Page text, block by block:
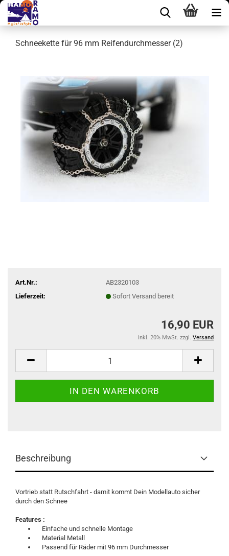
Schneekette für 96 mm Reifendurchmesser (2)
Art.Nr.:
AB2320103
Lieferzeit:
Sofort Versand bereit
16,90 EUR
inkl. 20% MwSt. zzgl. Versand
Beschreibung
Vortrieb statt Rutschfahrt - damit kommt Dein Modellauto sicher
durch den Schnee
Features :
Einfache und schnelle Montage
Material Metall
Passend für Räder mit 96 mm Durchmesser